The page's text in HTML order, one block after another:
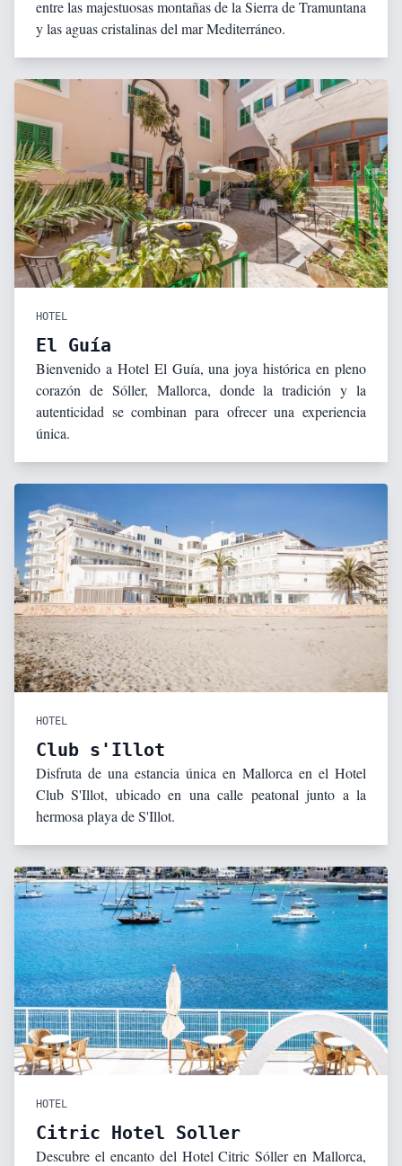
entre las majestuosas montañas de la Sierra de Tramuntana
y las aguas cristalinas del mar Mediterráneo.
HOTEL
El Guía
Bienvenido a Hotel El Guía, una joya histórica en pleno
corazón de Sóller, Mallorca, donde la tradición y la
autenticidad se combinan para ofrecer una experiencia
única.
HOTEL
Club s'Illot
Disfruta de una estancia única en Mallorca en el Hotel
Club S'Illot, ubicado en una calle peatonal junto a la
hermosa playa de S'Illot.
HOTEL
Citric Hotel Soller
Descubre el encanto del Hotel Citric Sóller en Mallorca,